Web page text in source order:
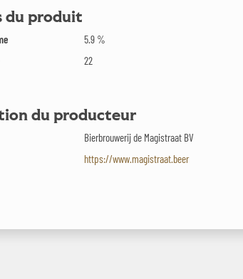
du produit
5.9 %
22
du producteur
Bierbrouwerij de Magistraat BV
https://www.magistraat.beer